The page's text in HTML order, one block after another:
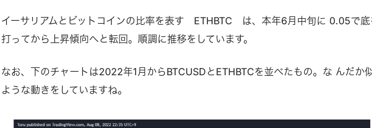
イーサリアムとビットコインの⽐率を表す ETHBTC は、本年6⽉中旬に 0.05で底
打ってから上昇傾向へと転回。順調に推移をしています。
なお、下のチャートは2022年1⽉からBTCUSDとETHBTCを並べたもの。な んだか
ような動きをしていますね。